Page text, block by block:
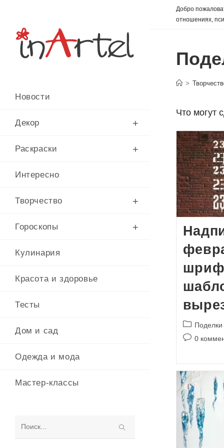
ПерейтиДобро
отношениях,
Новости
Декор
Раскраски
Интересно
Творчество
Гороскопы
Кулинария
Красота и здоровье
Тесты
Дом и сад
Одежда и мода
Мастер-классы
>
Что могут
Рубрика
записи:
Поделки
0